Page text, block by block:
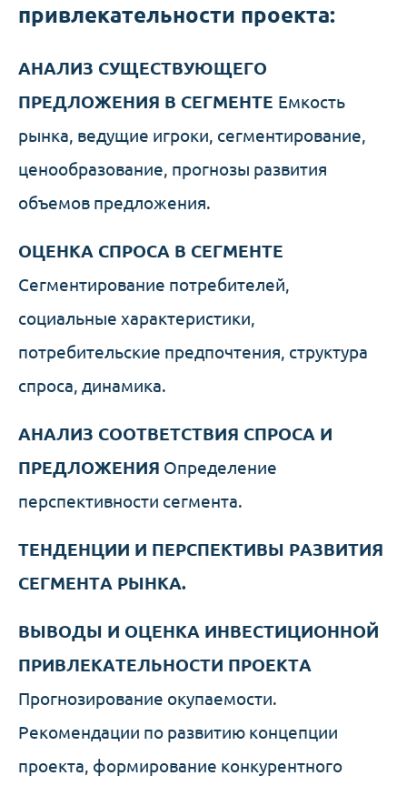
привлекательности проекта:
АНАЛИЗ СУЩЕСТВУЮЩЕГО
ПРЕДЛОЖЕНИЯ В СЕГМЕНТЕ Емкость
рынка, ведущие игроки, сегментирование,
ценообразование, прогнозы развития
объемов предложения.
ОЦЕНКА СПРОСА В СЕГМЕНТЕ
Сегментирование потребителей,
социальные характеристики,
потребительские предпочтения, структура
спроса, динамика.
АНАЛИЗ СООТВЕТСТВИЯ СПРОСА И
ПРЕДЛОЖЕНИЯ Определение
перспективности сегмента.
ТЕНДЕНЦИИ И ПЕРСПЕКТИВЫ РАЗВИТИЯ
СЕГМЕНТА РЫНКА.
ВЫВОДЫ И ОЦЕНКА ИНВЕСТИЦИОННОЙ
ПРИВЛЕКАТЕЛЬНОСТИ ПРОЕКТА
Прогнозирование окупаемости.
Рекомендации по развитию концепции
проекта, формирование конкурентного